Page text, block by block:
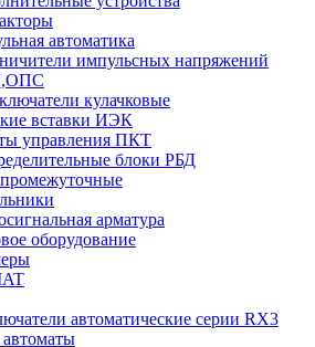
автоматика
импульсных напряжений
кулачковые
вставки ИЭК
управления ПКТ
блоки РБД
арматура
оборудование
автоматические серии RX3